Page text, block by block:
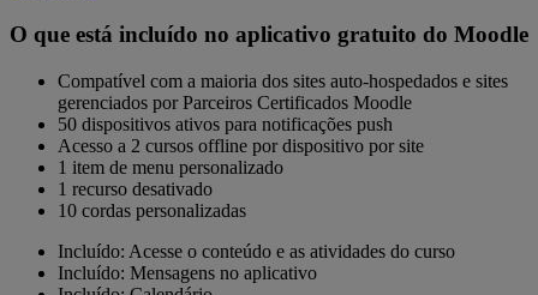
O que está incluído no aplicativo gratuito do Moodle
Compatível com a maioria dos sites auto-hospedados e sites
gerenciados por Parceiros Certificados Moodle
50 dispositivos ativos para notificações push
Acesso a 2 cursos offline por dispositivo por site
1 item de menu personalizado
1 recurso desativado
10 cordas personalizadas
Incluído: Acesse o conteúdo e as atividades do curso
Incluído: Mensagens no aplicativo